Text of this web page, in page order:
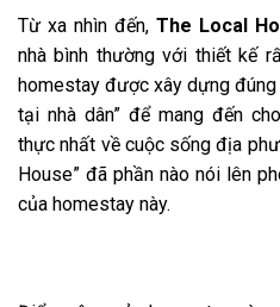
Từ xa nhìn đến, The Local
nhà bình thường với thiết kế
homestay được xây dựng đúng
tại nhà dân” để mang đến
thực nhất về cuộc sống địa
House” đã phần nào nói lên
của homestay này.